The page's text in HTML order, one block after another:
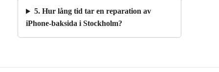
5. Hur lång tid tar en reparation av
iPhone-baksida i Stockholm?